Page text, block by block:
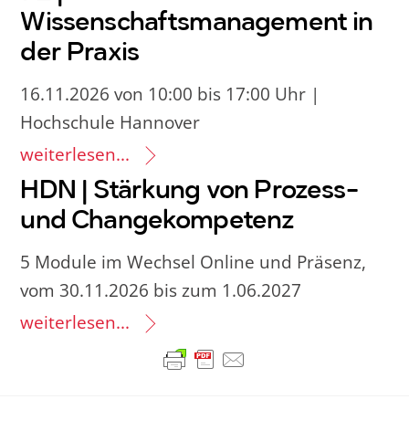
Wissenschaftsmanagement in
der Praxis
16.11.2026 von 10:00 bis 17:00 Uhr |
Hochschule Hannover
weiterlesen...
HDN | Stärkung von Prozess-
und Changekompetenz
5 Module im Wechsel Online und Präsenz,
vom 30.11.2026 bis zum 1.06.2027
weiterlesen...